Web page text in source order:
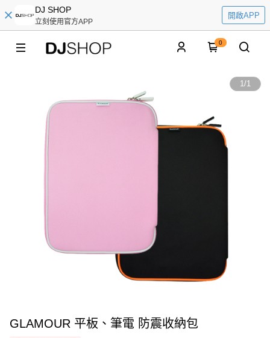
DJ SHOP
立刻使用官方APP
開啟APP
0
1/1
GLAMOUR 平板、筆電 防震收納包